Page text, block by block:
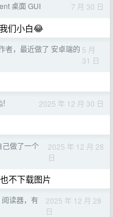
桌面 GUI 7 月 30 日
们小白😂
者，最近做了 安卓端的 5 月
31 日
2025 年 12 月 30 日
己做了一个
2025 年 12 月 28
日
不下载图片
读器，有
2025 年 12 月 28
日